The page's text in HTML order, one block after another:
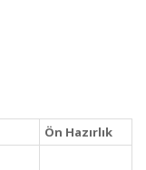
Ön Hazırlık